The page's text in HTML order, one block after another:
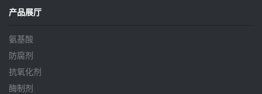
产品展厅
氨基酸
防腐剂
抗氧化剂
酶制剂